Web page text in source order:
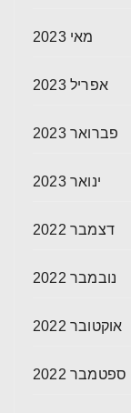
מאי 2023
אפריל 2023
פברואר 2023
ינואר 2023
דצמבר 2022
נובמבר 2022
אוקטובר 2022
ספטמבר 2022